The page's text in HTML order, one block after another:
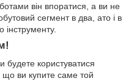
він впоратися, а ви не
сегмент в два, ато і в
будете користуватися
ви купите саме той